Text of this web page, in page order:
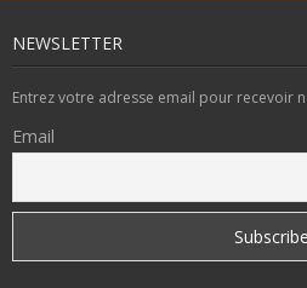
NEWSLETTER
Entrez votre adresse email pour recevoir
Email